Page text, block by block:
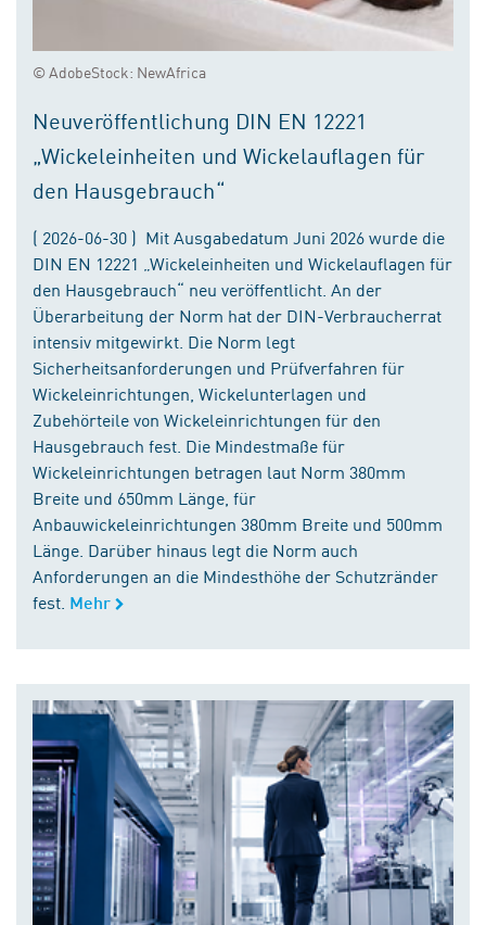
© AdobeStock: NewAfrica
Neuveröffentlichung DIN EN 12221
„Wickeleinheiten und Wickelauflagen für
den Hausgebrauch“
( 2026-06-30 ) Mit Ausgabedatum Juni 2026 wurde die
DIN EN 12221 „Wickeleinheiten und Wickelauflagen für
den Hausgebrauch“ neu veröffentlicht. An der
Überarbeitung der Norm hat der DIN-Verbraucherrat
intensiv mitgewirkt. Die Norm legt
Sicherheitsanforderungen und Prüfverfahren für
Wickeleinrichtungen, Wickelunterlagen und
Zubehörteile von Wickeleinrichtungen für den
Hausgebrauch fest. Die Mindestmaße für
Wickeleinrichtungen betragen laut Norm 380mm
Breite und 650mm Länge, für
Anbauwickeleinrichtungen 380mm Breite und 500mm
Länge. Darüber hinaus legt die Norm auch
Anforderungen an die Mindesthöhe der Schutzränder
fest. Mehr